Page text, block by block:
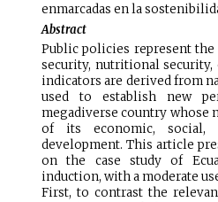
enmarcadas en la
Abstract
Public policies represent
security, nutritional
indicators are derived from
used to establish new
megadiverse country whose
of its economic, social,
development. This article
on the case study of
induction, with a moderate
First, to contrast the